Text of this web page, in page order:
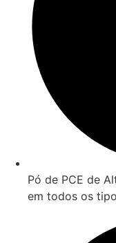
Pó de PCE de
em todos os